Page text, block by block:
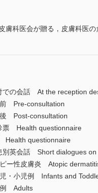
膚科医会が贈る，皮膚科医
での会話 At the reception
Pre-consultation
Post-consultation
票 Health questionnaire
Health questionnaire
別英会話 Short dialogues on
ー性皮膚炎 Atopic
・小児例 Infants and
Adults